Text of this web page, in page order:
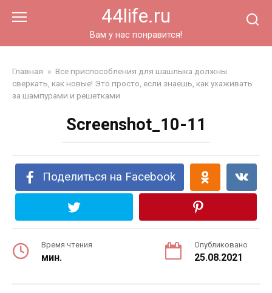
44life.ru
Вам у нас понравится!
Главная » Все приспособления для шашлыка должны
сверкать, как новые! Это просто, если знаешь, как ухаживать
за шампурами и решетками
Screenshot_10-11
Поделиться на Facebook
Время чтения
мин.
Опубликовано
25.08.2021